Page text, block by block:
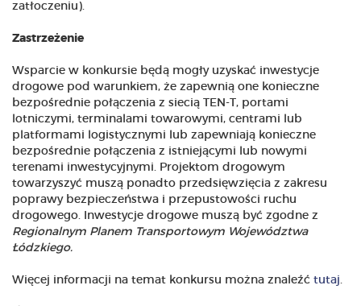
zatłoczeniu).
Zastrzeżenie
Wsparcie w konkursie będą mogły uzyskać inwestycje
drogowe pod warunkiem, że zapewnią one konieczne
bezpośrednie połączenia z siecią TEN-T, portami
lotniczymi, terminalami towarowymi, centrami lub
platformami logistycznymi lub zapewniają konieczne
bezpośrednie połączenia z istniejącymi lub nowymi
terenami inwestycyjnymi. Projektom drogowym
towarzyszyć muszą ponadto przedsięwzięcia z zakresu
poprawy bezpieczeństwa i przepustowości ruchu
drogowego. Inwestycje drogowe muszą być zgodne z
Regionalnym Planem Transportowym Województwa
Łódzkiego.
Więcej informacji na temat konkursu można znaleźć tutaj.